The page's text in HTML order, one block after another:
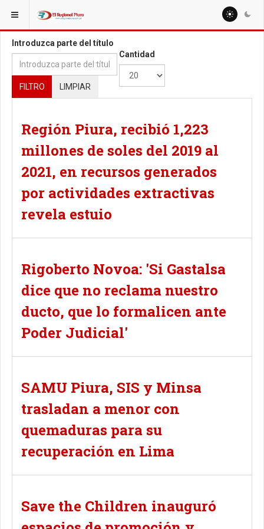
ESTÁ AQUÍ: TAGS
Introduzca parte del título
FILTRO LIMPIAR
Cantidad
Región Piura, recibió 1,223
millones de soles del 2019 al
2021, en recursos generados
por actividades extractivas
revela estuio
Rigoberto Novoa: 'Si Gastalsa
dice que no reclama nuestro
ducto, que lo formalicen ante
Poder Judicial'
SAMU Piura, SIS y Minsa
trasladan a menor con
quemaduras para su
recuperación en Lima
Save the Children inauguró